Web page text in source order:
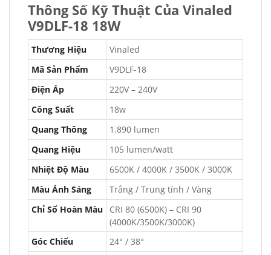
Thông Số Kỹ Thuật Của Vinaled
V9DLF-18 18W
Thương Hiệu
Vinaled
Mã Sản Phẩm
V9DLF-18
Điện Áp
220V – 240V
Công Suất
18w
Quang Thông
1.890 lumen
Quang Hiệu
105 lumen/watt
Nhiệt Độ Màu
6500K / 4000K / 3500K / 3000K
Màu Ánh Sáng
Trắng / Trung tính / Vàng
Chỉ Số Hoàn Màu
CRI 80 (6500K) – CRI 90
(4000K/3500K/3000K)
Góc Chiếu
24° / 38°